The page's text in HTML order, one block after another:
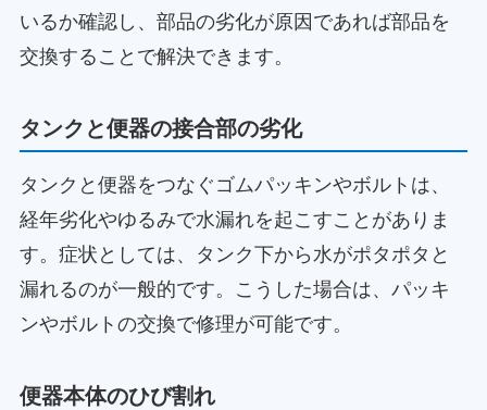
いるか確認し、部品の劣化が原因であれば部品を
交換することで解決できます。
タンクと便器の接合部の劣化
タンクと便器をつなぐゴムパッキンやボルトは、
経年劣化やゆるみで水漏れを起こすことがありま
す。症状としては、タンク下から水がポタポタと
漏れるのが一般的です。こうした場合は、パッキ
ンやボルトの交換で修理が可能です。
便器本体のひび割れ